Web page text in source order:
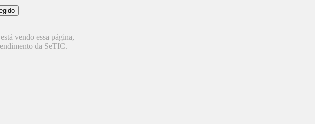
vendo essa página,
da SeTIC.